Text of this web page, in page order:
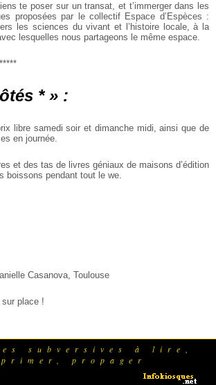
te poser sur un transat, et t’immerger dans les
proposées par le collectif Espace d’Espèces :
les sciences du vivant et l’histoire locale, à la
lesquelles nous partageons le même espace.
* » :
libre samedi soir et dimanche midi, ainsi que de
en journée.
et des tas de livres géniaux de maisons d’édition
boissons pendant tout le we.
Casanova, Toulouse
place !
subversives à lire,
propager